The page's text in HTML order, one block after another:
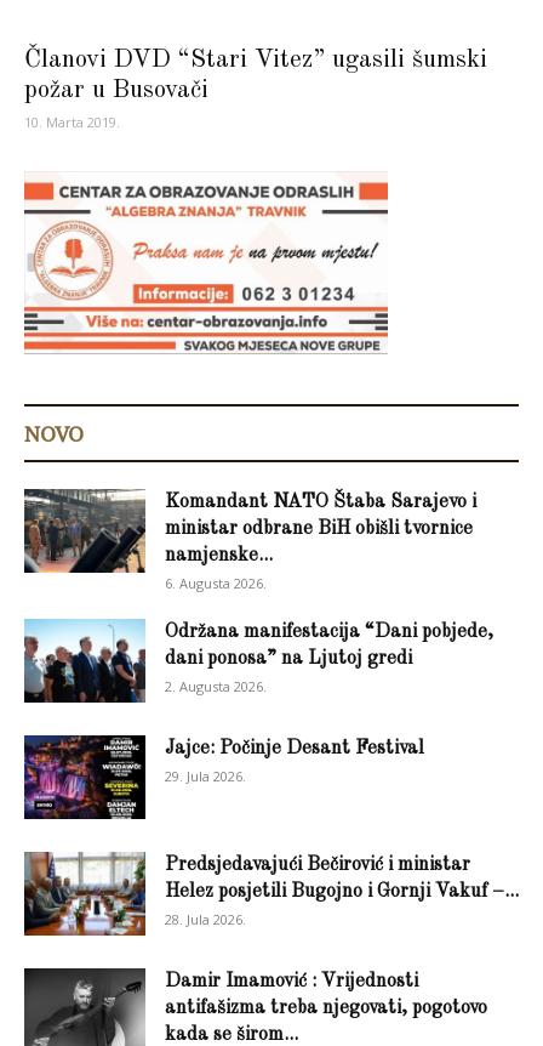
Članovi DVD “Stari Vitez” ugasili šumski
požar u Busovači
10. Marta 2019.
NOVO
Komandant NATO Štaba Sarajevo i
ministar odbrane BiH obišli tvornice
namjenske...
6. Augusta 2026.
Održana manifestacija “Dani pobjede,
dani ponosa” na Ljutoj gredi
2. Augusta 2026.
Jajce: Počinje Desant Festival
29. Jula 2026.
Predsjedavajući Bečirović i ministar
Helez posjetili Bugojno i Gornji Vakuf –...
28. Jula 2026.
Damir Imamović : Vrijednosti
antifašizma treba njegovati, pogotovo
kada se širom...